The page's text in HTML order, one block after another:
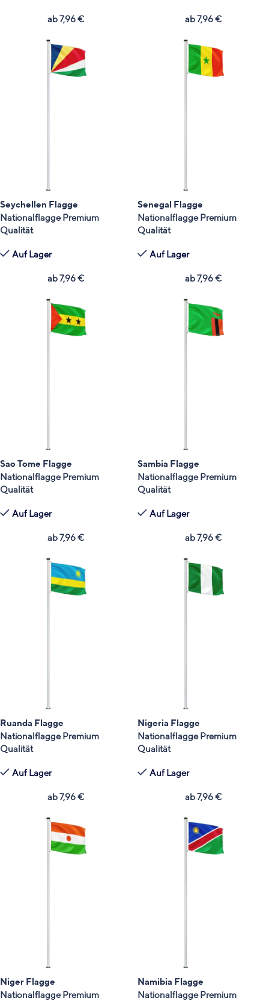
ab7,96€ ab7,96€
Seychellen Flagge
Nationalflagge Premium
Qualität
Auf Lager
ab7,96€
Senegal Flagge
Nationalflagge Premium
Qualität
Auf Lager
ab7,96€
Sao Tome Flagge
Nationalflagge Premium
Qualität
Auf Lager
ab7,96€
Sambia Flagge
Nationalflagge Premium
Qualität
Auf Lager
ab7,96€
Ruanda Flagge
Nationalflagge Premium
Qualität
Auf Lager
ab7,96€
Nigeria Flagge
Nationalflagge Premium
Qualität
Auf Lager
ab7,96€
Niger Flagge
Nationalflagge Premium
Namibia Flagge
Nationalflagge Premium